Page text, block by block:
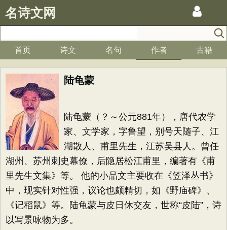
名诗文网
首页 诗文 名句 作者 古籍
陆龟蒙
陆龟蒙（？～公元881年），唐代农学
家、文学家，字鲁望，别号天随子、江
湖散人、甫里先生，江苏吴县人。曾任
湖州、苏州刺史幕僚，后隐居松江甫里，编著有《甫
里先生文集》等。 他的小品文主要收在《笠泽丛书》
中，现实针对性强，议论也颇精切，如《野庙碑》、
《记稻鼠》等。陆龟蒙与皮日休交友，世称“皮陆”，诗
以写景咏物为多。